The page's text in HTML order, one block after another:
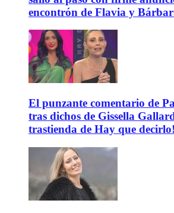
encontrón de Flavia y
El punzante comentario de
tras dichos de Gissella
trastienda de Hay que decirlo!